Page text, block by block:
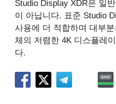
‌Studio Display‌ XDR은 일
이 아닙니다. 표준 ‌Studio
사용에 더 적합하며 대부
체의 저렴한 4K 디스플레
다.